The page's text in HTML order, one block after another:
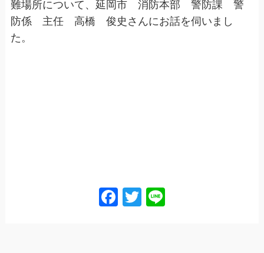
難場所について、延岡市 消防本部 警防課 警
防係 主任 高橋 俊史さんにお話を伺いまし
た。
Facebook
Twitter
Line